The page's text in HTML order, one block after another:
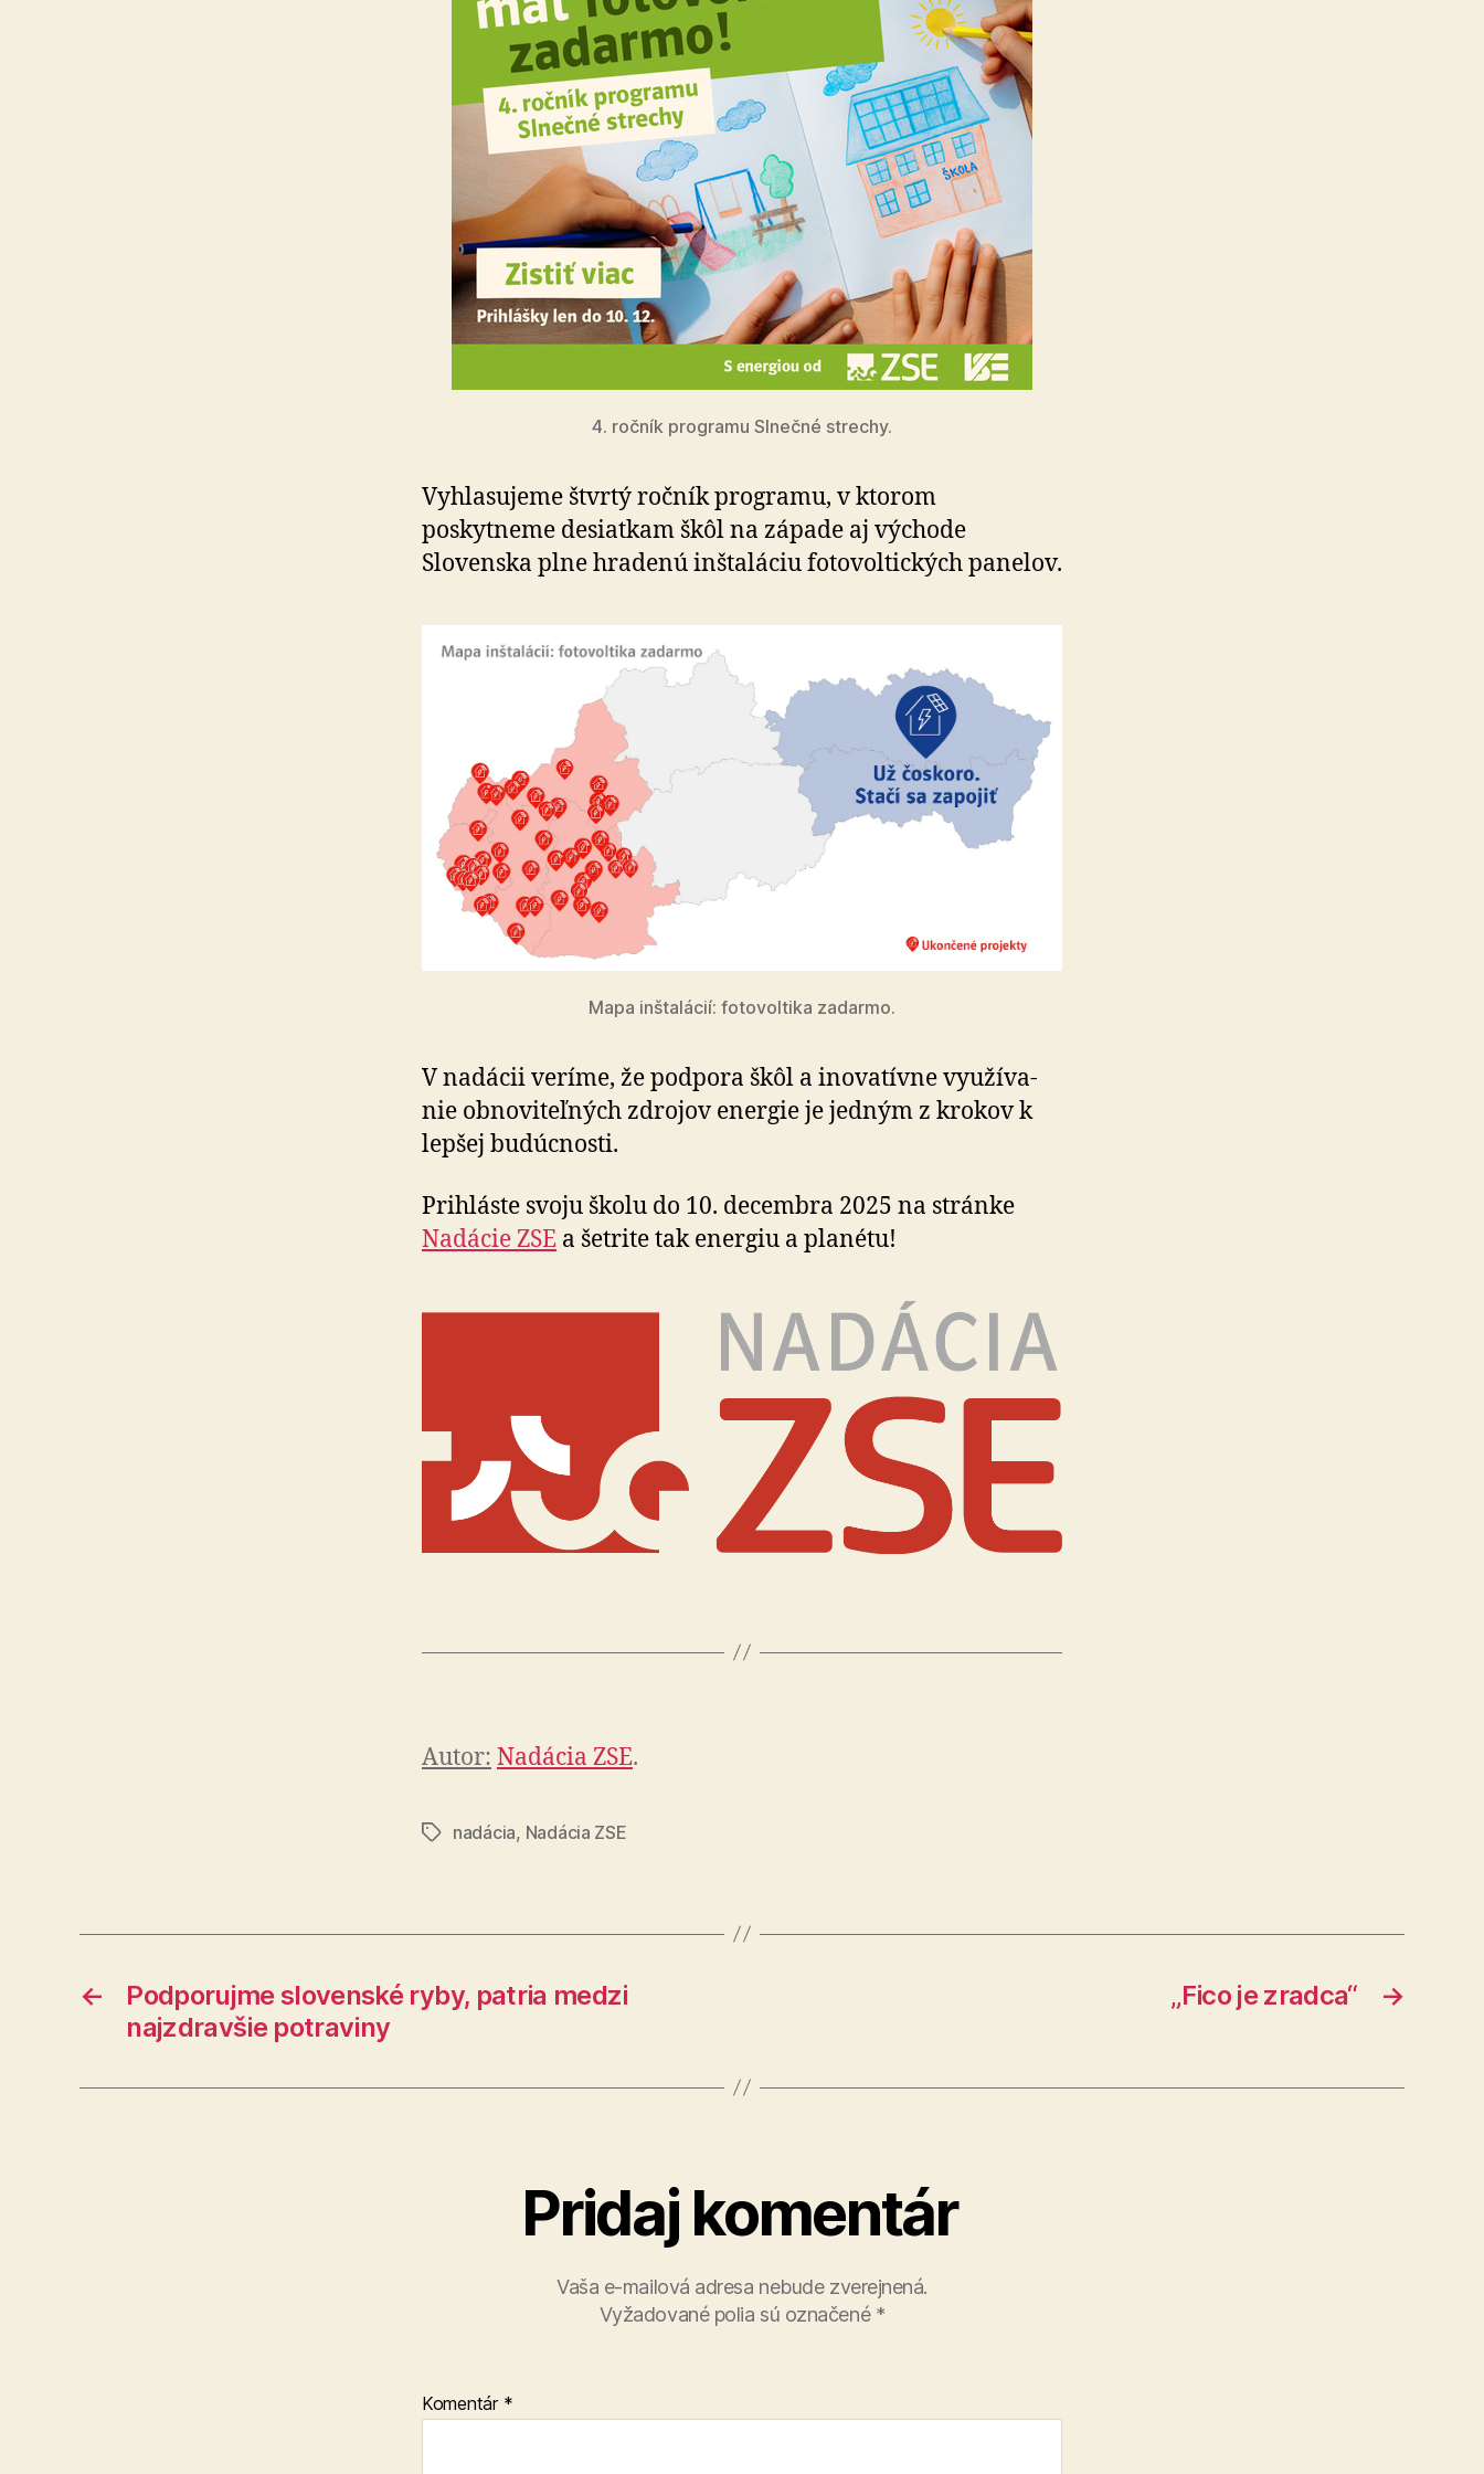
4. ročník programu Slnečné strechy.
Vyhlasujeme štvrtý ročník programu, v ktorom
poskytneme desiatkam škôl na západe aj východe
Slovenska plne hradenú inštaláciu fotovoltických panelov.
Mapa inštalácií: fotovoltika zadarmo.
V nadácii veríme, že podpora škôl a inovatívne vy­u­ží­va­
nie obnoviteľných zdrojov energie je jedným z krokov k
lepšej budúcnosti.
Prihláste svoju školu do 10. decembra 2025 na stránke
Nadácie ZSE a šetrite tak energiu a planétu!
Autor: Nadácia ZSE.
Značkynadácia, Nadácia ZSE
←
Podporujme slovenské ryby, patria medzi
najzdravšie potraviny
→
„Fico je zradca“
Pridaj komentár
Vaša e-mailová adresa nebude zverejnená.
Vyžadované polia sú označené *
Komentár *